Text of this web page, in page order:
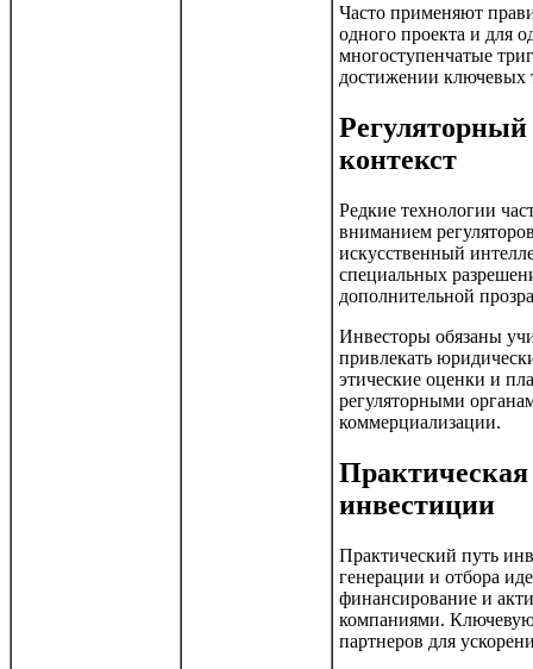
Часто применяют
одного проекта и для
многоступенчатые
достижении ключевых
Регуляторный
контекст
Редкие технологии
вниманием
искусственный
специальных
дополнительной
Инвесторы обязаны
привлекать
этические оценки и
регуляторными
коммерциализации.
Практическая
инвестиции
Практический путь
генерации и отбора
финансирование и
компаниями. Ключевую
партнеров для